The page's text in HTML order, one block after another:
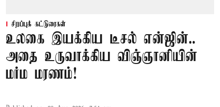
சிறப்புக் கட்டுரைகள்
உலகை இயக்கிய டீசல் என்ஜின்..
அதை உருவாக்கிய விஞ்ஞானியின்
மர்ம மரணம்!